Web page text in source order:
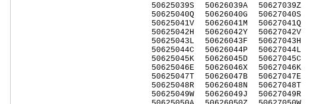
50625039S
50625040Q
50625041V
50625042H
50625043L
50625044C
50625045K
50625046E
50625047T
50625048R
50625049W
50626039A
50626040G
50626041M
50626042Y
50626043F
50626044P
50626045D
50626046X
50626047B
50626048N
50626049J
50627039Z
50627040S
50627041Q
50627042V
50627043H
50627044L
50627045C
50627046K
50627047E
50627048T
50627049R